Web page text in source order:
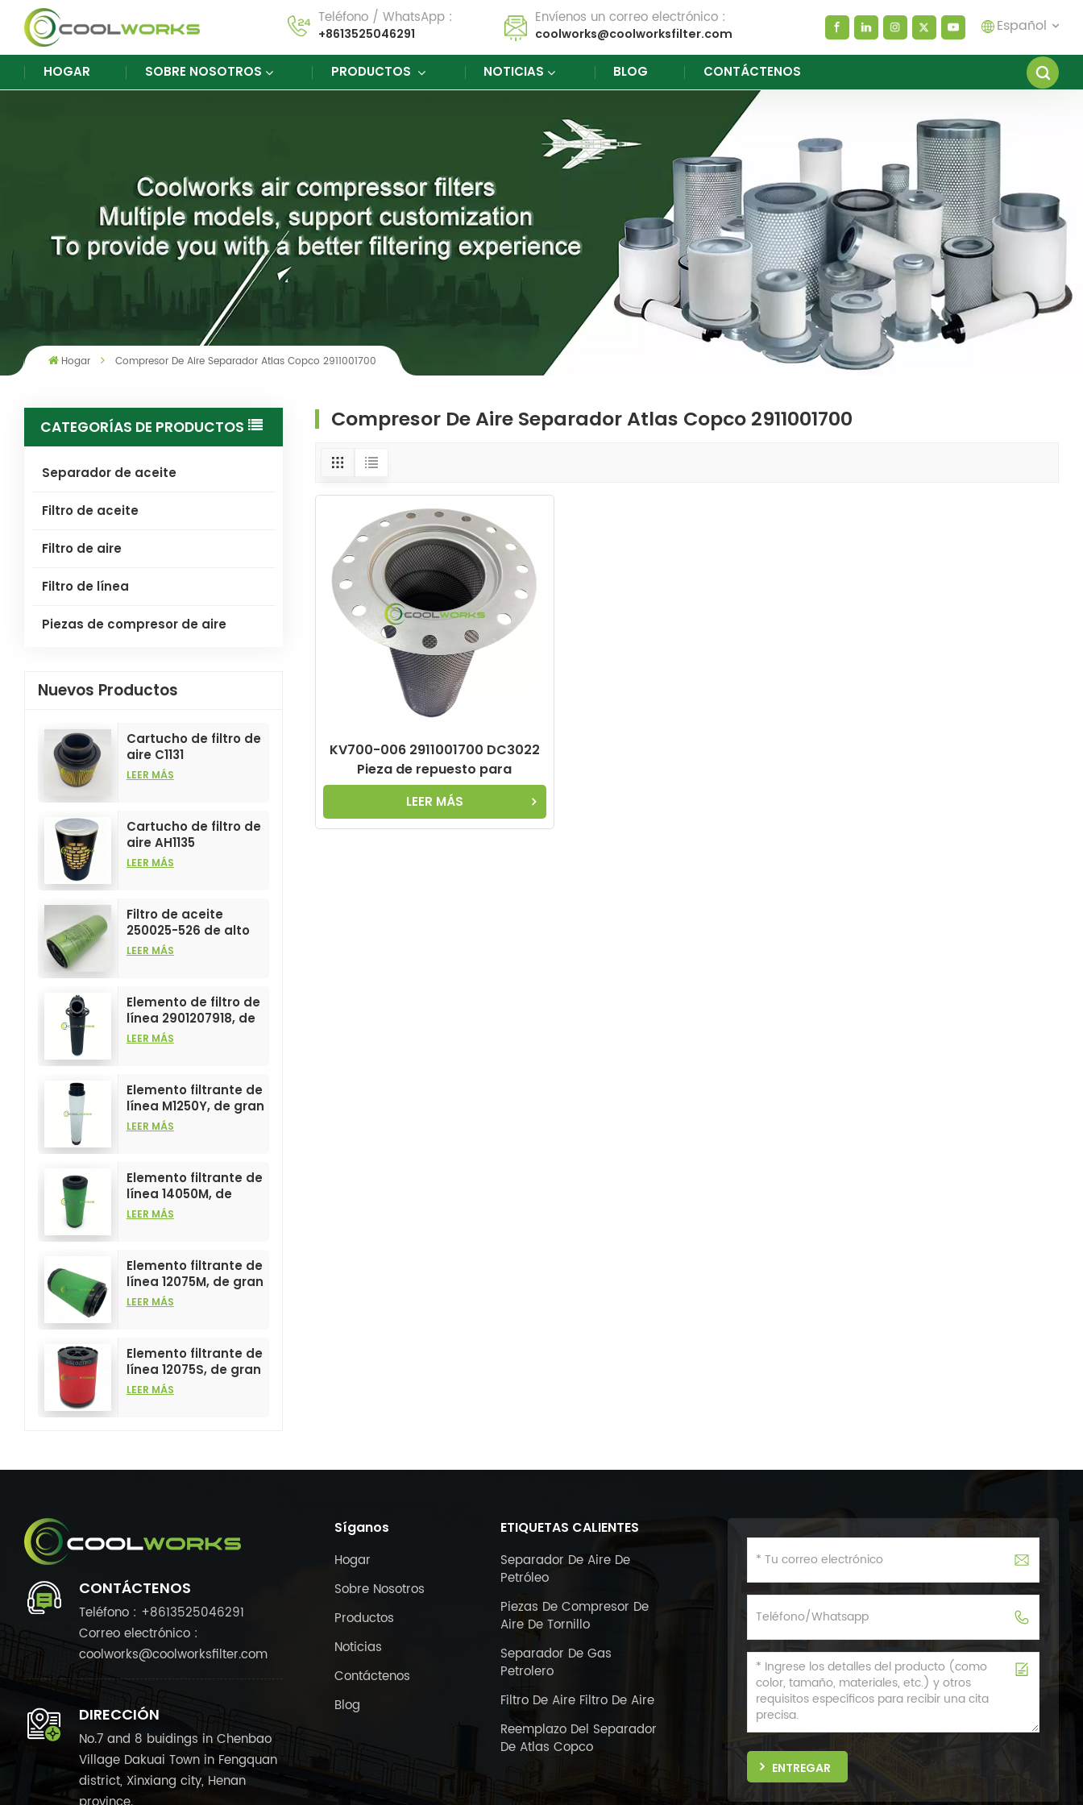
Teléfono / WhatsApp :
+8613525046291
Envíenos un correo electrónico :
coolworks@coolworksfilter.com Español
español
العربية
русский
Melayu
HOGAR SOBRE NOSOTROS PRODUCTOS NOTICIAS BLOG CONTÁCTENOS
Hogar Compresor De Aire Separador Atlas Copco 2911001700
CATEGORÍAS DE PRODUCTOS
Separador de aceite
Filtro de aceite
Filtro de aire
Filtro de línea
Piezas de compresor de aire
Nuevos Productos
Cartucho de filtro de
aire C1131
personalizable para
de compresores de
aire.
LEER MÁS
Cartucho de filtro de
aire AH1135
personalizable para
de compresores de
aire.
LEER MÁS
Filtro de aceite
250025-526 de alto
rendimiento,
compresores de aire.
LEER MÁS
Elemento de filtro de
línea 2901207918, de
gran venta y alto
compresores de aire.
LEER MÁS
Elemento filtrante de
línea M1250Y, de gran
venta y alto
comprimido.
LEER MÁS
Elemento filtrante de
línea 14050M, de
gran venta y alto
comprimido.
LEER MÁS
Elemento filtrante de
línea 12075M, de gran
venta y alto
comprimido.
LEER MÁS
Elemento filtrante de
línea 12075S, de gran
venta y alto
LEER MÁS
Compresor De Aire Separador Atlas Copco 2911001700
KV700-006 2911001700 DC3022
Pieza de repuesto para
compresor de aire Atlas Copco
Filtro separador de aceite
LEER MÁS
CONTÁCTENOS
Teléfono : +8613525046291
Correo electrónico :
coolworks@coolworksfilter.com
DIRECCIÓN
No.7 and 8 buidings in Chenbao
Village Dakuai Town in Fengquan
district, Xinxiang city, Henan
Síganos
Hogar
Sobre Nosotros
Productos
Noticias
Contáctenos
Blog
ETIQUETAS CALIENTES
Separador De Aire De
Petróleo
Piezas De Compresor De
Aire De Tornillo
Separador De Gas
Petrolero
Filtro De Aire Filtro De Aire
Reemplazo Del Separador
De Atlas Copco
ENTREGAR